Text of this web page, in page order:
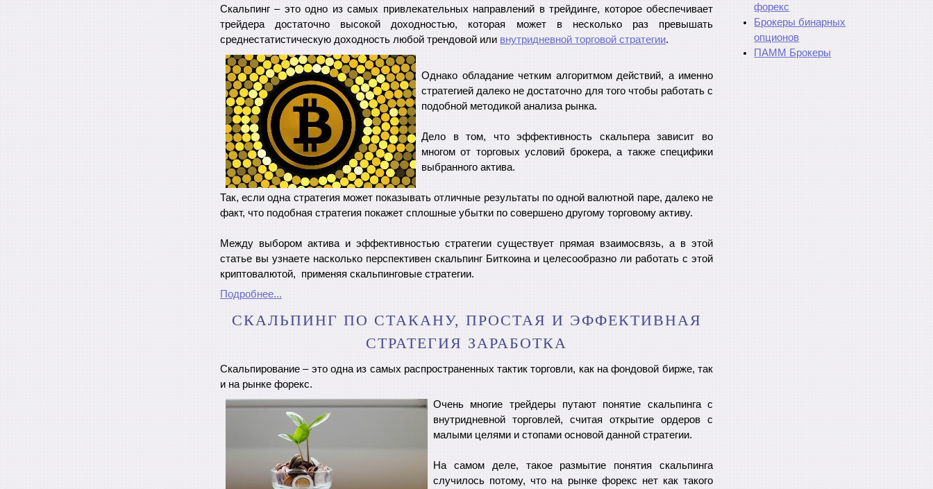
Скальпинг – это одно из самых привлекательных направлений в трейдинге, которое обеспечивает
трейдера достаточно высокой доходностью, которая может в несколько раз превышать
среднестатистическую доходность любой трендовой или внутридневной торговой стратегии.
Однако обладание четким алгоритмом действий, а именно
стратегией далеко не достаточно для того чтобы работать с
подобной методикой анализа рынка.
Дело в том, что эффективность скальпера зависит во
многом от торговых условий брокера, а также специфики
выбранного актива.
Так, если одна стратегия может показывать отличные результаты по одной валютной паре, далеко не
факт, что подобная стратегия покажет сплошные убытки по совершено другому торговому активу.
Между выбором актива и эффективностью стратегии существует прямая взаимосвязь, а в этой
статье вы узнаете насколько перспективен скальпинг Биткоина и целесообразно ли работать с этой
криптовалютой, применяя скальпинговые стратегии.
Подробнее...
СКАЛЬПИНГ ПО СТАКАНУ, ПРОСТАЯ И ЭФФЕКТИВНАЯ
СТРАТЕГИЯ ЗАРАБОТКА
Скальпирование – это одна из самых распространенных тактик торговли, как на фондовой бирже, так
и на рынке форекс.
Очень многие трейдеры путают понятие скальпинга с
внутридневной торговлей, считая открытие ордеров с
малыми целями и стопами основой данной стратегии.
На самом деле, такое размытие понятия скальпинга
случилось потому, что на рынке форекс нет как такого
форекс
Брокеры бинарных
опционов
ПАММ Брокеры